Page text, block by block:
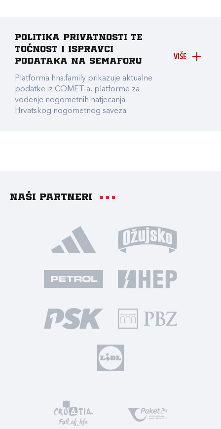
VIŠE
Politika privatnosti te
točnost i ispravci
podataka na Semaforu
Platforma hns.family prikazuje aktualne
podatke iz COMET-a, platforme za
vođenje nogometnih natjecanja
Hrvatskog nogometnog saveza.
Naši partneri